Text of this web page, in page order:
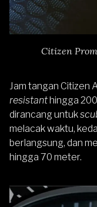
Citizen
Jam tangan Citizen
resistant hingga
dirancang untuk
melacak waktu,
berlangsung, dan
hingga 70 meter.